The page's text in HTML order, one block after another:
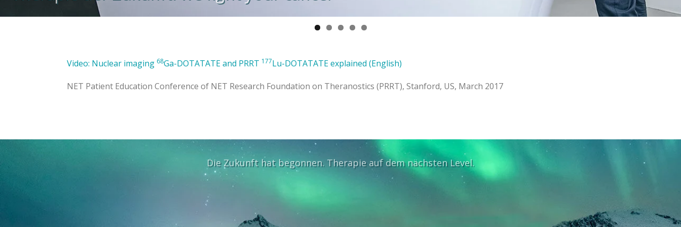
Video: Nuclear imaging 68Ga-DOTATATE and PRRT 177Lu-DOTATATE explained (English)
NET Patient Education Conference of NET Research Foundation on Theranostics (PRRT), Stanford, US, March 2017
Die Zukunft hat begonnen. Therapie auf dem nächsten Level.